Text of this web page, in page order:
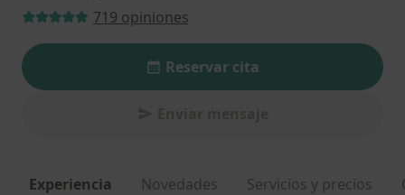
719 opiniones
Reservar cita
Experiencia Novedades Servicios y precios